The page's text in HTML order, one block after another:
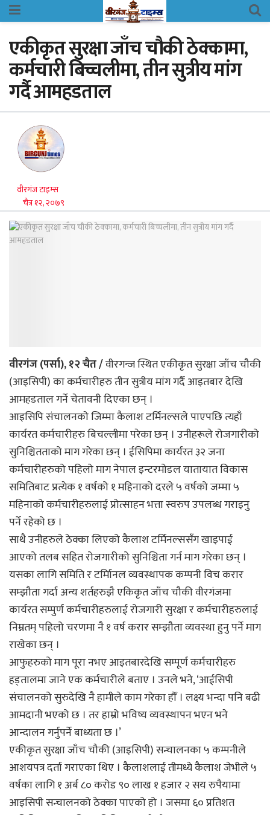
एकीकृत सुरक्षा जाँच चौकी ठेक्कामा,
कर्मचारी बिच्चलीमा, तीन सुत्रीय मांग
गर्दै आमहडताल
वीरगंज टाइम्स
चैत्र १२, २०७९
वीरगंज (पर्सा), १२ चैत /वीरगन्ज स्थित एकीकृत सुरक्षा जाँच चौकी
(आइसिपी) का कर्मचारीहरु तीन सुत्रीय मांग गर्दै आइतबार देखि
आमहडताल गर्ने चेतावनी दिएका छन् ।
आइसिपि संचालनकाे जिम्मा कैलाश टर्मिनल्सले पाएपछि त्यहाँ
कार्यरत कर्मचारीहरु बिचल्लीमा परेका छन् । उनीहरूले रोजगारीको
सुनिश्चितताको माग गरेका छन् । ईसिपिमा कार्यरत ३२ जना
कर्मचारीहरुको पहिलो माग नेपाल इन्टरमोडल यातायात विकास
समितिबाट प्रत्येक १ वर्षको १ महिनाको दरले ५ वर्षको जम्मा ५
महिनाको कर्मचारीहरुलाई प्रोत्साहन भत्ता स्वरुप उपलब्ध गराइनु
पर्ने रहेको छ ।
साथै उनीहरुले ठेक्का लिएको कैलाश टर्मिनल्ससँग खाइपाई
आएको तलब सहित रोजगारीको सुनिश्चिता गर्न माग गरेका छन् ।
यसका लागि समिति र टर्मिानल व्यवस्थापक कम्पनी विच करार
सम्झौता गर्दा अन्य शर्तहरुझै एकिकृत जाँच चौकी वीरगंजमा
कार्यरत सम्पुर्ण कर्मचारीहरुलाई रोजगारी सुरक्षा र कर्मचारीहरुलाई
निम्नतम् पहिलो चरणमा नै १ वर्ष करार सम्झौता व्यवस्था हुनु पर्ने माग
राखेका छन् ।
आफुहरुको माग पूरा नभए आइतबारदेखि सम्पूर्ण कर्मचारीहरु
हड्तालमा जाने एक कर्मचारीले बताए । उनले भने, ‘आईसिपी
संचालनको सुरुदेखि नै हामीले काम गरेका हौँ । लक्ष्य भन्दा पनि बढी
आमदानी भएको छ । तर हाम्रो भविष्य व्यवस्थापन भएन भने
आन्दालन गर्नुपर्ने बाध्यता छ ।’
एकीकृत सुरक्षा जाँच चौकी (आइसिपी) सन्चालनका ५ कम्पनीले
आशयपत्र दर्ता गराएका थिए । कैलाशलाई तीमध्ये कैलाश जेभीले ५
वर्षका लागि १ अर्ब ८० करोड ९० लाख १ हजार २ सय रुपैयामा
आइसिपी सन्चालनको ठेक्का पाएको हो । जसमा ६० प्रतिशत